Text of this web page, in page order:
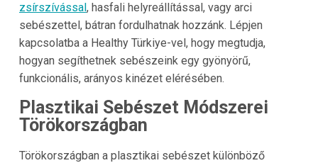
zsírszívással, hasfali helyreállítással, vagy arci
sebészettel, bátran fordulhatnak hozzánk. Lépjen
kapcsolatba a Healthy Türkiye-vel, hogy megtudja,
hogyan segíthetnek sebészeink egy gyönyörű,
funkcionális, arányos kinézet elérésében.
Plasztikai Sebészet Módszerei
Törökországban
Törökországban a plasztikai sebészet különböző